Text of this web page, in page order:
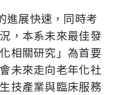
進展快速，同時考
，本系未來最佳發
相關研究」為首要
未來走向老年化社
技產業與臨床服務